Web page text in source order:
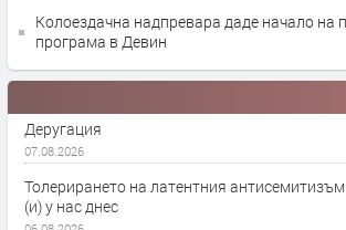
Колоездачна надпревара даде начало на
програма в Девин
Деругация
07.08.2026
Толерирането на латентния
(и) у нас днес